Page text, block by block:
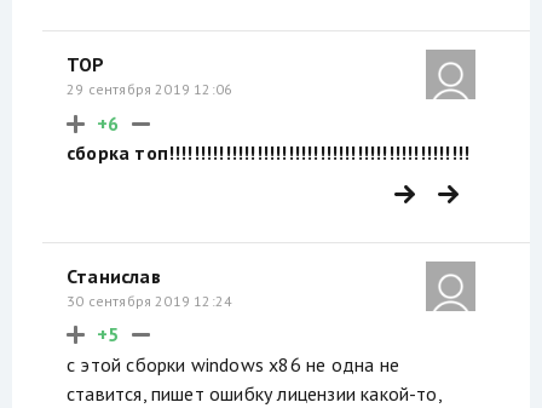
TOP
29 сентября 2019 12:06
+6
сборка топ!!!!!!!!!!!!!!!!!!!!!!!!!!!!!!!!!!!!!!!!!!!!!!!!
Станислав
30 сентября 2019 12:24
+5
с этой сборки windows x86 не одна не
ставится, пишет ошибку лицензии какой-то,